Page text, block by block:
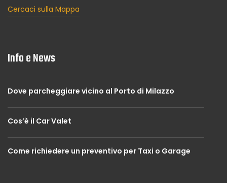
Cercaci sulla Mappa
Info e News
Dove parcheggiare vicino al Porto di Milazzo
Cos’è il Car Valet
Come richiedere un preventivo per Taxi o Garage